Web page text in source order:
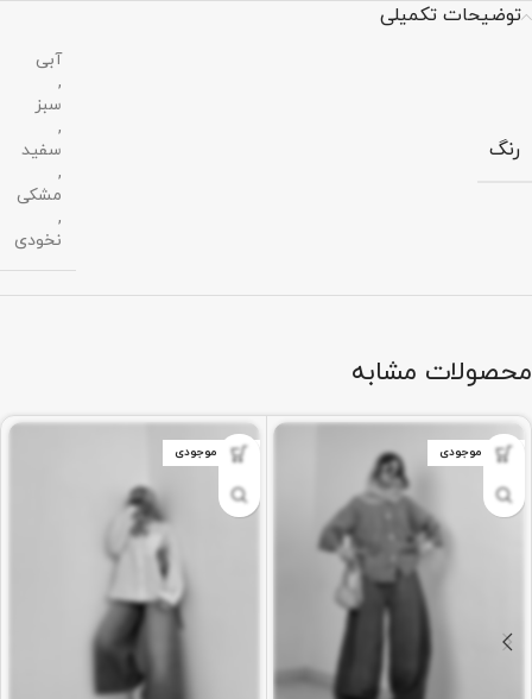
توضیحات تکمیلی
رنگ
آبی
,
سبز
,
سفید
,
مشکی
,
نخودی
محصولات مشابه
اتمام موجودی اتمام موجودی